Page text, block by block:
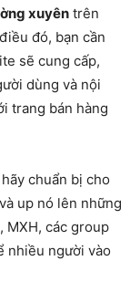
xuyên trên
đó, bạn cần
sẽ cung cấp,
dùng và nội
trang bán hàng
chuẩn bị cho
up nó lên những
MXH, các group
nhiều người vào